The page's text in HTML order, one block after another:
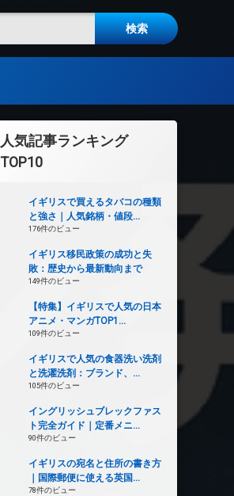
人気記事ランキング
TOP10
イギリスで買えるタバコの種類
と強さ｜人気銘柄・値段...
176件のビュー
イギリス移民政策の成功と失
敗：歴史から最新動向まで
149件のビュー
【特集】イギリスで人気の日本
アニメ・マンガTOP1...
109件のビュー
イギリスで人気の食器洗い洗剤
と洗濯洗剤：ブランド、...
105件のビュー
イングリッシュブレックファス
ト完全ガイド｜定番メニ...
90件のビュー
イギリスの宛名と住所の書き方
｜国際郵便に使える英国...
78件のビュー